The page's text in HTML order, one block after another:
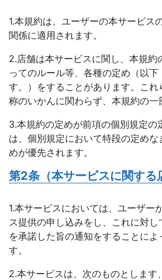
1.本規約は、ユーザーの本サービス
関係に適用されます。
2.店舗は本サービスに関し、本規約
ってのルール等、各種の定め（以下
す。）をすることがあります。これ
称のいかんに関わらず、本規約の一
3.本規約の定めが前項の個別規定の
は、個別規定において特段の定め
めが優先されます。
第2条（本サービスに関する
1.本サービスにおいては、ユーザー
ス提供の申し込みをし、これに対
を承諾した旨の通知をすることによ
す。
2.本サービスは、次のものとします